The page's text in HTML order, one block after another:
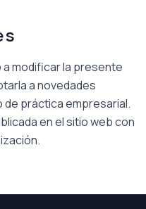
modificar la presente
a novedades
práctica empresarial.
en el sitio web con